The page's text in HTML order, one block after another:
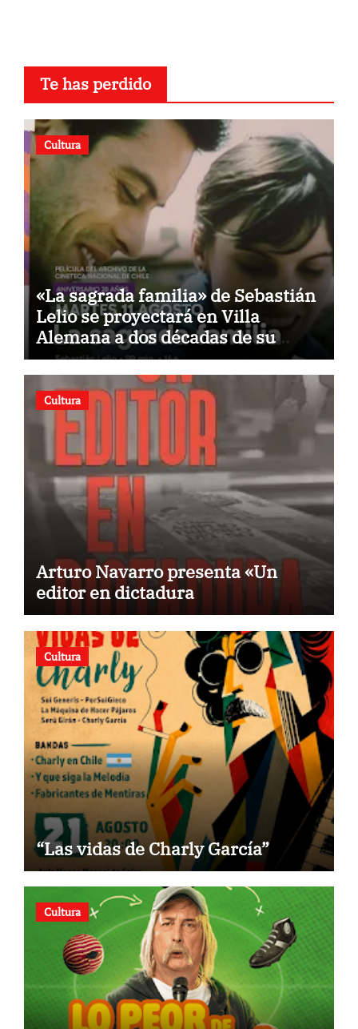
Te has perdido
Cultura
«La sagrada familia» de Sebastián
Lelio se proyectará en Villa
Alemana a dos décadas de su
estreno
Cultura
Arturo Navarro presenta «Un
editor en dictadura
Cultura
“Las vidas de Charly García”
Cultura